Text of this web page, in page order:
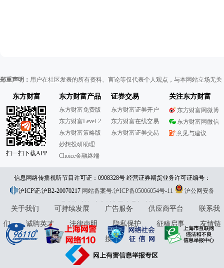
郑重声明： 用户在社区发表的所有资料、言论等仅代表个人观点，与本网站立场无
东方财富
扫一扫下载APP
东方财富产品
东方财富免费版
东方财富Level-2
东方财富策略版
妙想投研助理
Choice金融终端
证券交易
东方财富证券开户
东方财富在线交易
东方财富证券交易
关注东方财富
东方财富网微博
东方财富网微信
意见与建议
信息网络传播视听节目许可证：0908328号 经营证券期货业务许可证编号：
913101046312860336 违法和不良信息举报:021-61278686 举报邮箱：
jubao@eastmoney.com
沪ICP证:沪B2-20070217 网站备案号:沪ICP备05006054号-11
沪公网安备
31010402000120号版权所有:东方财富网意见与建议:4000300059/952500
关于我们 可持续发展 广告服务 供应商平台
联系我
们
诚聘英才 法律声明 隐私保护 征稿启事
友情链
接